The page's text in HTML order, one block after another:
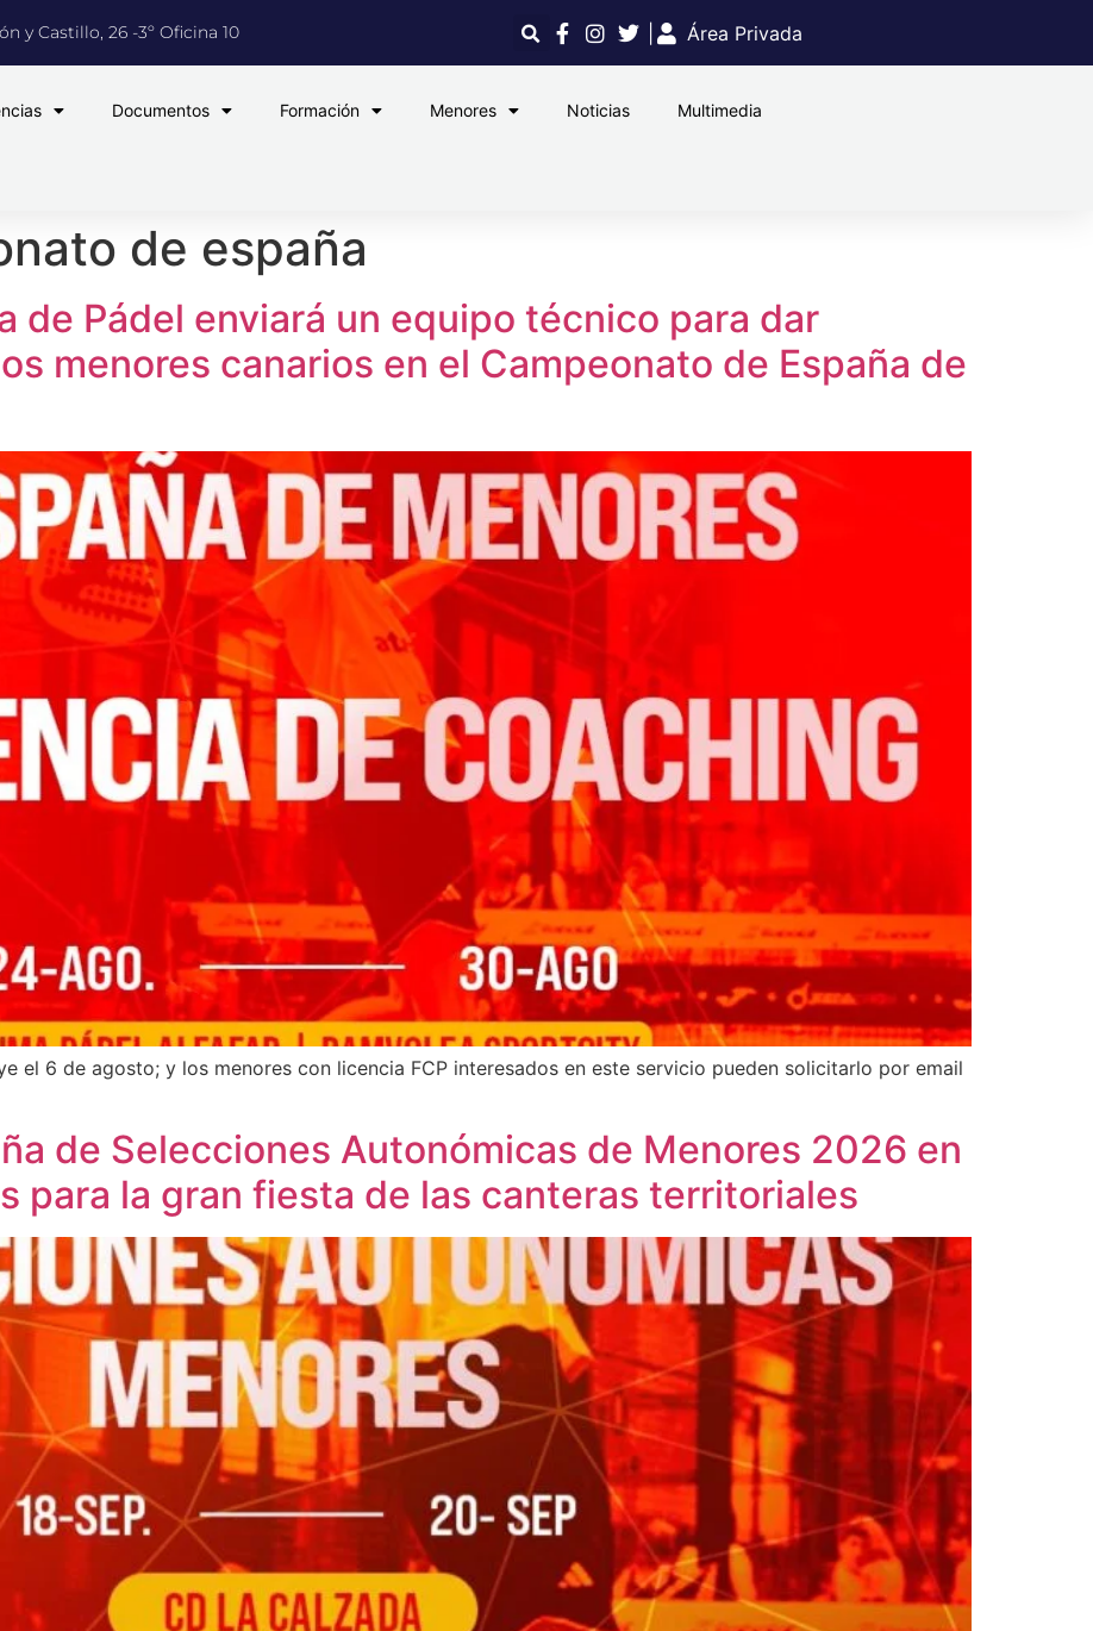
y Castillo, 26 -3º Oficina 10 Área Privada
Documentos Formación Menores Noticias Multimedia
de españa
de Pádel enviará un equipo técnico para dar
menores canarios en el Campeonato de España de
el 6 de agosto; y los menores con licencia FCP interesados en este servicio pueden solicitarlo por email
de Selecciones Autonómicas de Menores 2026 en
para la gran fiesta de las canteras territoriales